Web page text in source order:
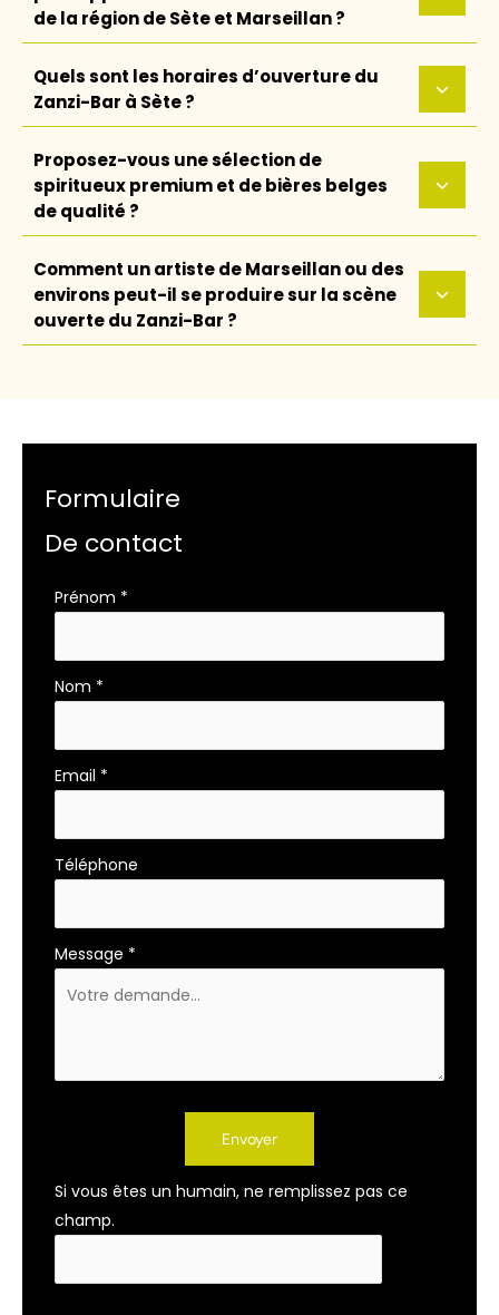
de la région de Sète et Marseillan ?
Quels sont les horaires d’ouverture du
Zanzi-Bar à Sète ?
Proposez-vous une sélection de
spiritueux premium et de bières belges
de qualité ?
Comment un artiste de Marseillan ou des
environs peut-il se produire sur la scène
ouverte du Zanzi-Bar ?
Formulaire
De contact
Formulaire
téléphone
Prénom *
Nom *
Email *
Téléphone
Message *
Envoyer
Si vous êtes un humain, ne remplissez pas ce
champ.